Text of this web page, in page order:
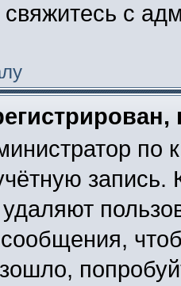
с
по
запись.